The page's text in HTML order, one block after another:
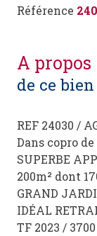
Référence
a propos
de ce bien
REF 24030 /
Dans copro de
SUPERBE
200m² dont
GRAND
IDÉAL
TF 2023 / 3700